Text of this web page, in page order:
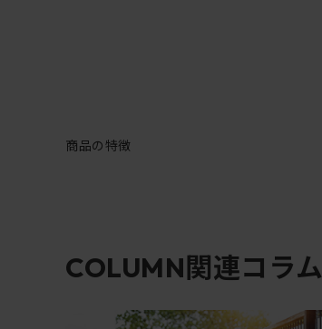
商品の特徴
COLUMN関連コラム